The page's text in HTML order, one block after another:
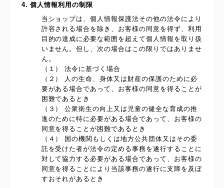
4. 個人情報利用の制限
当ショップは、個人情報保護法その他の法令により
許容される場合を除き、お客様の同意を得ず、利用
目的の達成に必要な範囲を超えて個人情報を取り扱
いません。但し、次の場合はこの限りではありませ
ん。
（１） 法令に基づく場合
（２） 人の生命、身体又は財産の保護のために必
要がある場合であって、お客様の同意を得ることが
困難であるとき
（３） 公衆衛生の向上又は児童の健全な育成の推
進のために特に必要がある場合であって、お客様の
同意を得ることが困難であるとき
（４） 国の機関もしくは地方公共団体又はその委
託を受けた者が法令の定める事務を遂行することに
対して協力する必要がある場合であって、お客様の
同意を得ることにより当該事務の遂行に支障を及ぼ
すおそれがあるとき